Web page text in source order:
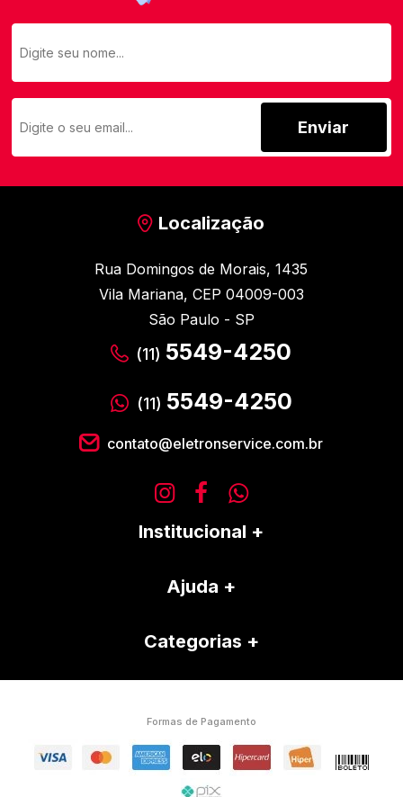
Enviar
Localização
Rua Domingos de Morais, 1435
Vila Mariana, CEP 04009-003
São Paulo - SP
(11) 5549-4250
(11) 5549-4250
contato@eletronservice.com.br
Institucional
Ajuda
Categorias
Formas de Pagamento